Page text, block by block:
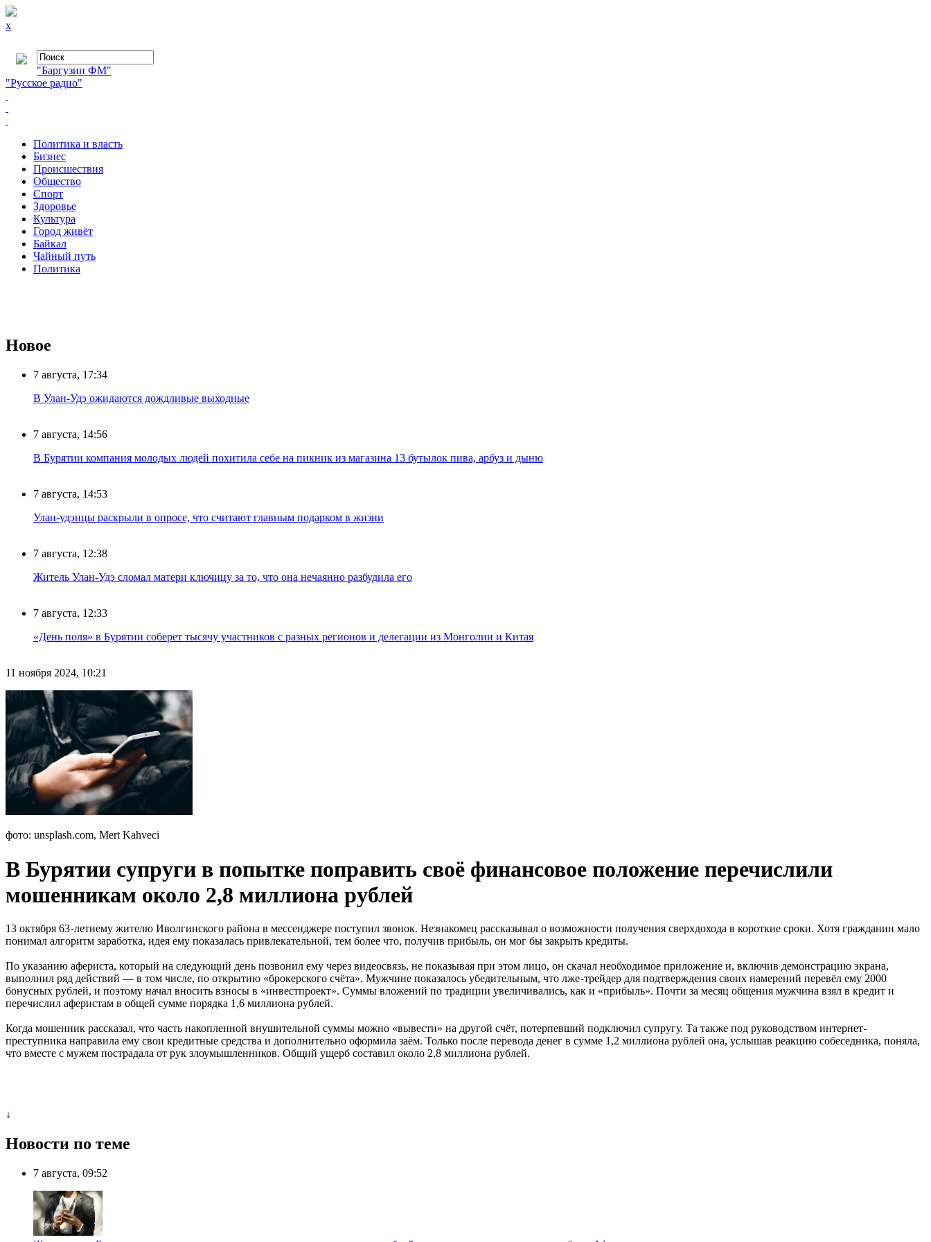
x
"Баргузин ФМ"
"Русское радио"
Политика и власть
Бизнес
Происшествия
Общество
Cпорт
Здоровье
Культура
Город живёт
Байкал
Чайный путь
Политика
Новое
7 августа, 17:34
В Улан-Удэ ожидаются дождливые выходные
7 августа, 14:56
В Бурятии компания молодых людей похитила себе на пикник из магазина 13 бутылок пива, арбуз и дыню
7 августа, 14:53
Улан-удэнцы раскрыли в опросе, что считают главным подарком в жизни
7 августа, 12:38
Житель Улан-Удэ сломал матери ключицу за то, что она нечаянно разбудила его
7 августа, 12:33
«День поля» в Бурятии соберет тысячу участников с разных регионов и делегации из Монголии и Китая
11 ноября 2024, 10:21
фото: unsplash.com, Mert Kahveci
В Бурятии супруги в попытке поправить своё финансовое положение перечислили
мошенникам около 2,8 миллиона рублей
13 октября 63–летнему жителю Иволгинского района в мессенджере поступил звонок. Незнакомец рассказывал о возможности получения сверхдохода в короткие сроки. Хотя гражданин мало
понимал алгоритм заработка, идея ему показалась привлекательной, тем более что, получив прибыль, он мог бы закрыть кредиты.
По указанию афериста, который на следующий день позвонил ему через видеосвязь, не показывая при этом лицо, он скачал необходимое приложение и, включив демонстрацию экрана,
выполнил ряд действий — в том числе, по открытию «брокерского счёта». Мужчине показалось убедительным, что лже–трейдер для подтверждения своих намерений перевёл ему 2000
бонусных рублей, и поэтому начал вносить взносы в «инвестпроект». Суммы вложений по традиции увеличивались, как и «прибыль». Почти за месяц общения мужчина взял в кредит и
перечислил аферистам в общей сумме порядка 1,6 миллиона рублей.
Когда мошенник рассказал, что часть накопленной внушительной суммы можно «вывести» на другой счёт, потерпевший подключил супругу. Та также под руководством интернет–
преступника направила ему свои кредитные средства и дополнительно оформила заём. Только после перевода денег в сумме 1,2 миллиона рублей она, услышав реакцию собеседника, поняла,
что вместе с мужем пострадала от рук злоумышленников. Общий ущерб составил около 2,8 миллиона рублей.
↓
Новости по теме
7 августа, 09:52